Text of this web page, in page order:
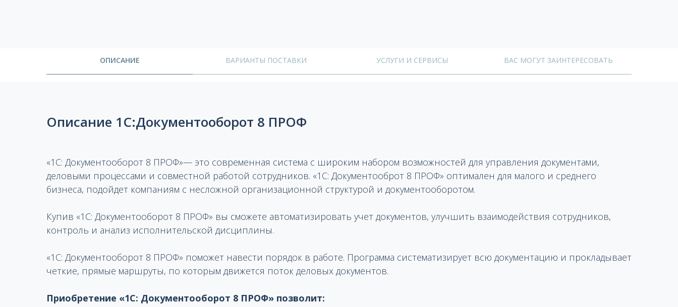
ОПИСАНИЕ ВАРИАНТЫ ПОСТАВКИ УСЛУГИ И СЕРВИСЫ ВАС МОГУТ ЗАИНТЕРЕСОВАТЬ
Описание 1С:Документооборот 8 ПРОФ
«1С: Документооборот 8 ПРОФ»— это современная система с широким набором возможностей для управления документами,
деловыми процессами и совместной работой сотрудников. «1С: Документооброт 8 ПРОФ» оптимален для малого и среднего
бизнеса, подойдет компаниям с несложной организационной структурой и документооборотом.
Купив «1С: Документооборот 8 ПРОФ» вы сможете автоматизировать учет документов, улучшить взаимодействия сотрудников,
контроль и анализ исполнительской дисциплины.
«1С: Документооборот 8 ПРОФ» поможет навести порядок в работе. Программа систематизирует всю документацию и прокладывает
четкие, прямые маршруты, по которым движется поток деловых документов.
Приобретение «1С: Документооборот 8 ПРОФ» позволит: